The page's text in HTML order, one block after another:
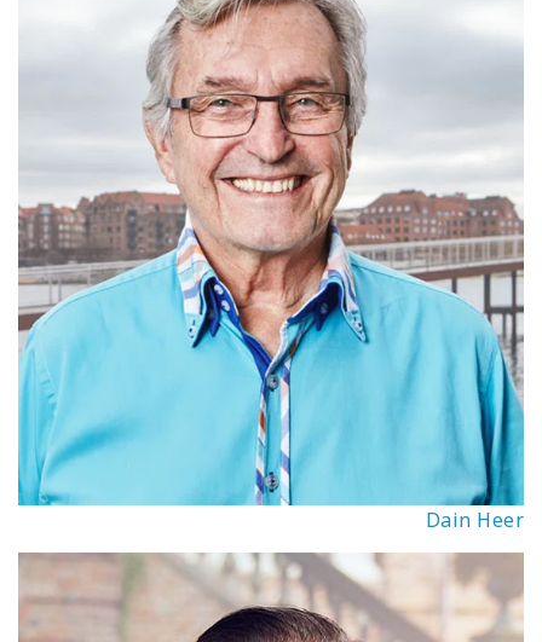
Dain Heer